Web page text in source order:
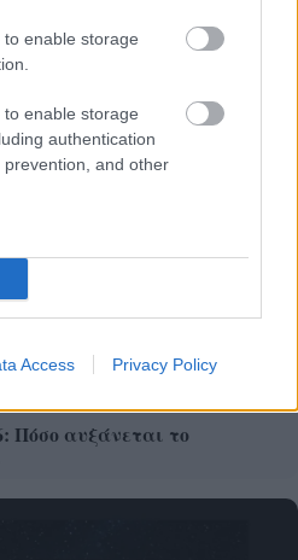
enable storage
enable storage
authentication
and other
Access Privacy Policy
Πόσο αυξάνεται το